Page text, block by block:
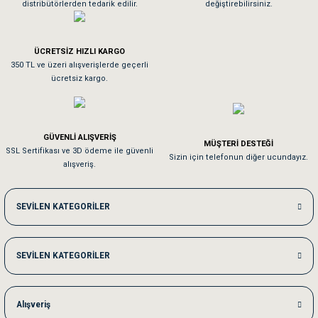
Tavşanım kafesinin kalitesine ve paketlemesine bayıldım
Sa**** On******
Kedilerim beğeniyorlar. Memnunuz. Uygun fiyatta olması iyi.
Me***** Ya******
Akşam verdiğim sipariş bir sonraki gün elime ulaştı. Jack russell köpeğim
Ka***** Ar******
Ufak bir sorun harici sorun olmadı sağolsunlar onuda hemen çözdüler
distribütörlerden tedarik edilir.
değiştirebilirsiniz.
ÜCRETSİZ HIZLI KARGO
350 TL ve üzeri alışverişlerde geçerli
ücretsiz kargo.
GÜVENLİ ALIŞVERİŞ
SSL Sertifikası ve 3D ödeme ile güvenli
alışveriş.
MÜŞTERİ DESTEĞİ
Sizin için telefonun diğer ucundayız.
SEVİLEN KATEGORİLER
SEVİLEN KATEGORİLER
Alışveriş